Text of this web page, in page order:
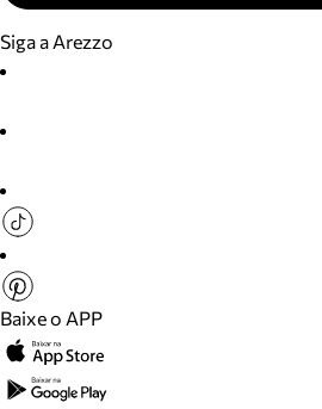
Siga a Arezzo
Baixe o APP